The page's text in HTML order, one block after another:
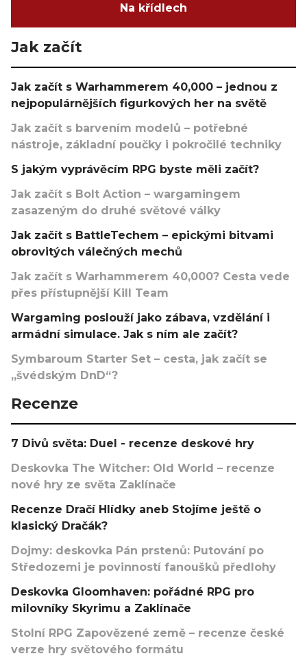
Na křídlech
Jak začít
Jak začít s Warhammerem 40,000 – jednou z
nejpopulárnějších figurkových her na světě
Jak začít s barvením modelů – potřebné
nástroje, základní poučky i pokročilé techniky
S jakým vyprávěcím RPG byste měli začít?
Jak začít s Bolt Action – wargamingem
zasazeným do druhé světové války
Jak začít s BattleTechem – epickými bitvami
obrovitých válečných mechů
Jak začít s Warhammerem 40,000? Cesta vede
přes přístupnější Kill Team
Wargaming poslouží jako zábava, vzdělání i
armádní simulace. Jak s ním ale začít?
Symbaroum Starter Set – cesta, jak začít se
„švédským DnD“?
Recenze
7 Divů světa: Duel - recenze deskové hry
Deskovka The Witcher: Old World – recenze
nové hry ze světa Zaklínače
Recenze Dračí Hlídky aneb Stojíme ještě o
klasický Dračák?
Dojmy: deskovka Pán prstenů: Putování po
Středozemi je povinností fanoušků předlohy
Deskovka Gloomhaven: pořádné RPG pro
milovníky Skyrimu a Zaklínače
Stolní RPG Zapovězené země – recenze české
verze hry světového formátu